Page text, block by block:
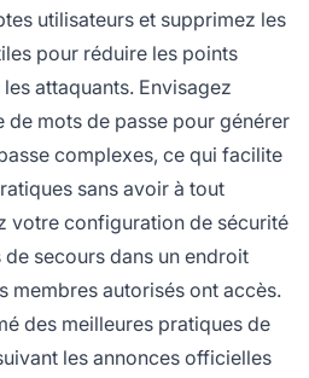
utilisateurs et supprimez les
pour réduire les points
attaquants. Envisagez
de mots de passe pour générer
complexes, ce qui facilite
sans avoir à tout
votre configuration de sécurité
secours dans un endroit
membres autorisés ont accès.
des meilleures pratiques de
les annonces officielles